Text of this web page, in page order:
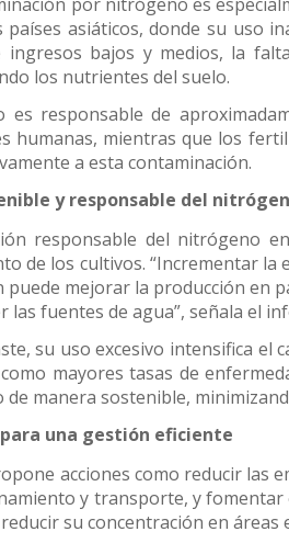
países asiáticos, donde su uso
ingresos bajos y medios, la
los nutrientes del suelo.
es responsable de
humanas, mientras que los
a esta contaminación.
y responsable del
responsable del nitrógeno
de los cultivos. “Incrementar
puede mejorar la producción en
las fuentes de agua”, señala el
su uso excesivo intensifica el
mayores tasas de
manera sostenible,
una gestión eficiente
acciones como reducir las
y transporte, y
su concentración en áreas